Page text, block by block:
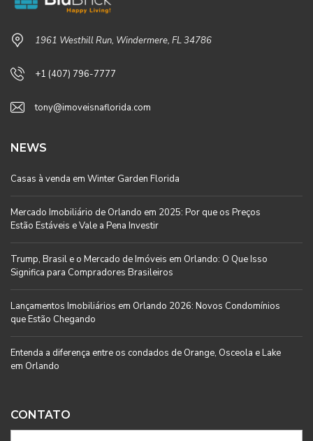
1961 Westhill Run, Windermere, FL 34786
+1 (407) 796-7777
tony@imoveisnaflorida.com
NEWS
Casas à venda em Winter Garden Florida
Mercado Imobiliário de Orlando em 2025: Por que os Preços
Estão Estáveis e Vale a Pena Investir
Trump, Brasil e o Mercado de Imóveis em Orlando: O Que Isso
Significa para Compradores Brasileiros
Lançamentos Imobiliários em Orlando 2026: Novos Condomínios
que Estão Chegando
Entenda a diferença entre os condados de Orange, Osceola e Lake
em Orlando
CONTATO